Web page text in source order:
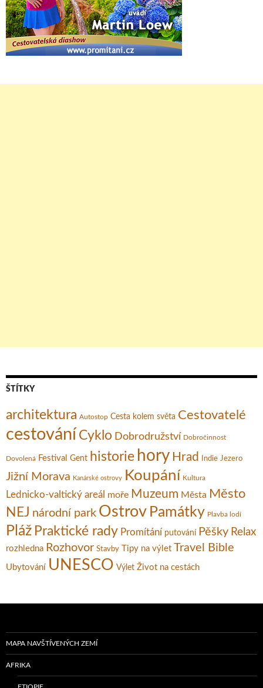
ŠTÍTKY
architektura Autostop Cesta kolem světa Cestovatelé
cestování Cyklo Dobrodružství Dobročinnost
Dovolená Festival Gent historie hory Hrad Indie Jezero
Jižní Morava Kanárské ostrovy Koupání Kultura
Lednicko-valtický areál moře Muzeum Města Město
NEJ národní park Ostrov Památky Plavba lodí
Pláž Praktické rady Promítání putování Pěšky Relax
rozhledna Rozhovor Stavby Tipy na výlet Travel Bible
Ubytování UNESCO Výlet Život na cestách
MAPA NAVŠTÍVENÝCH ZEMÍ
AFRIKA
ETIOPIE